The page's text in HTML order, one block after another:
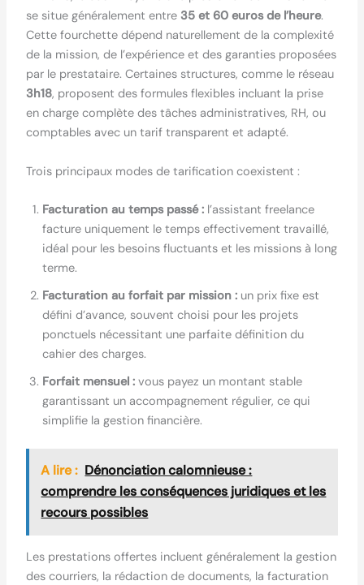
se situe généralement entre 35 et 60 euros de l’heure.
Cette fourchette dépend naturellement de la complexité
de la mission, de l’expérience et des garanties proposées
par le prestataire. Certaines structures, comme le réseau
3h18, proposent des formules flexibles incluant la prise
en charge complète des tâches administratives, RH, ou
comptables avec un tarif transparent et adapté.
Trois principaux modes de tarification coexistent :
Facturation au temps passé : l’assistant freelance
facture uniquement le temps effectivement travaillé,
idéal pour les besoins fluctuants et les missions à long
terme.
Facturation au forfait par mission :un prix fixe est
défini d’avance, souvent choisi pour les projets
ponctuels nécessitant une parfaite définition du
cahier des charges.
Forfait mensuel :vous payez un montant stable
garantissant un accompagnement régulier, ce qui
simplifie la gestion financière.
A lire : Dénonciation calomnieuse :
comprendre les conséquences juridiques et les
recours possibles
Les prestations offertes incluent généralement la gestion
des courriers, la rédaction de documents, la facturation